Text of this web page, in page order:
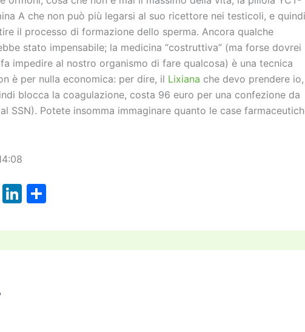
A che non può più legarsi al suo ricettore nei testicoli, e quindi
il processo di formazione dello sperma. Ancora qualche
stato impensabile; la medicina “costruttiva” (ma forse dovrei
impedire al nostro organismo di fare qualcosa) è una tecnica
è per nulla economica: per dire, il Lixiana che devo prendere io,
blocca la coagulazione, costa 96 euro per una confezione da
SSN). Potete insomma immaginare quanto le case
C
Li
k
e
n
di